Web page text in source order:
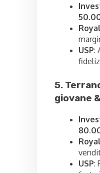
USP:
5.
giovane
USP: